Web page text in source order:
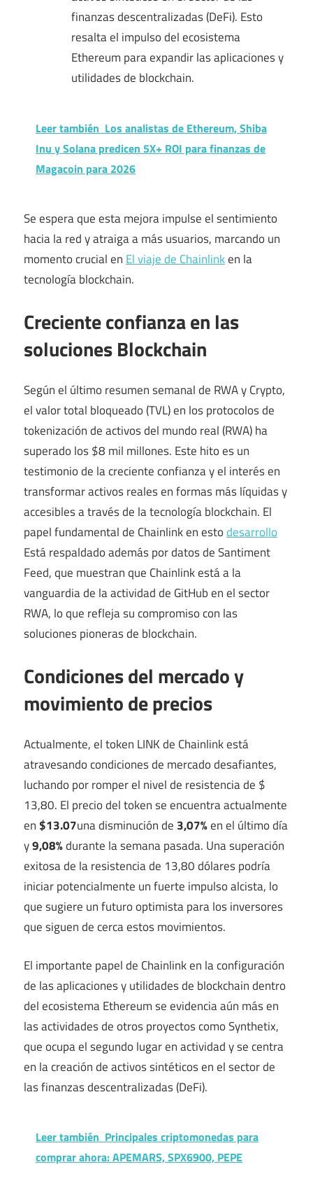
finanzas descentralizadas (DeFi). Esto
resalta el impulso del ecosistema
Ethereum para expandir las aplicaciones y
utilidades de blockchain.
Leer también Los analistas de Ethereum, Shiba
Inu y Solana predicen 5X+ ROI para finanzas de
Magacoin para 2026
Se espera que esta mejora impulse el sentimiento
hacia la red y atraiga a más usuarios, marcando un
momento crucial en El viaje de Chainlinken la
tecnología blockchain.
Creciente confianza en las
soluciones Blockchain
Según el último resumen semanal de RWA y Crypto,
el valor total bloqueado (TVL) en los protocolos de
tokenización de activos del mundo real (RWA) ha
superado los $8 mil millones. Este hito es un
testimonio de la creciente confianza y el interés en
transformar activos reales en formas más líquidas y
accesibles a través de la tecnología blockchain. El
papel fundamental de Chainlink en estodesarrollo
Está respaldado además por datos de Santiment
Feed, que muestran que Chainlink está a la
vanguardia de la actividad de GitHub en el sector
RWA, lo que refleja su compromiso con las
soluciones pioneras de blockchain.
Condiciones del mercado y
movimiento de precios
Actualmente, el token LINK de Chainlink está
atravesando condiciones de mercado desafiantes,
luchando por romper el nivel de resistencia de $
13,80. El precio del token se encuentra actualmente
en $13.07una disminución de 3,07%en el último día
y9,08%durante la semana pasada. Una superación
exitosa de la resistencia de 13,80 dólares podría
iniciar potencialmente un fuerte impulso alcista, lo
que sugiere un futuro optimista para los inversores
que siguen de cerca estos movimientos.
El importante papel de Chainlink en la configuración
de las aplicaciones y utilidades de blockchain dentro
del ecosistema Ethereum se evidencia aún más en
las actividades de otros proyectos como Synthetix,
que ocupa el segundo lugar en actividad y se centra
en la creación de activos sintéticos en el sector de
las finanzas descentralizadas (DeFi).
Leer también Principales criptomonedas para
comprar ahora: APEMARS, SPX6900, PEPE